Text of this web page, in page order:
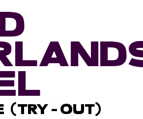
(TRY-OUT)